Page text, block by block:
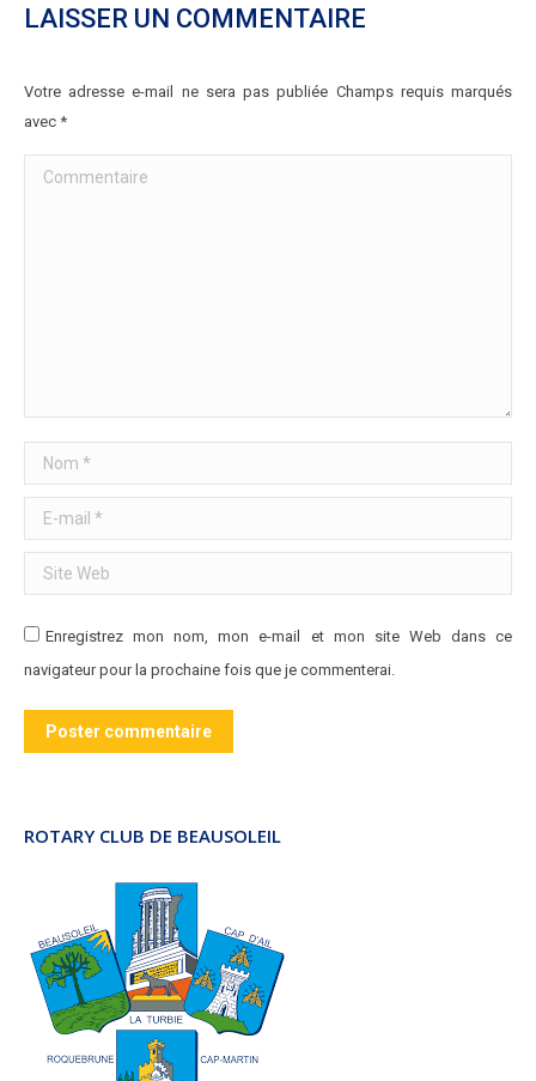
LAISSER UN COMMENTAIRE
Votre adresse e-mail ne sera pas publiée Champs requis marqués
avec *
Commentaire
Nom *
E-mail *
Site Web
Enregistrez mon nom, mon e-mail et mon site Web dans ce
navigateur pour la prochaine fois que je commenterai.
Poster commentaire
ROTARY CLUB DE BEAUSOLEIL